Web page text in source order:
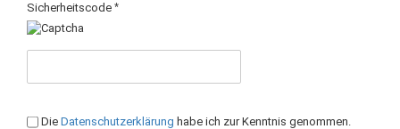
Sicherheitscode
DATENSCHUTZBESTIMMUNGEN
Die Datenschutzerklärung habe ich zur Kenntnis genommen.